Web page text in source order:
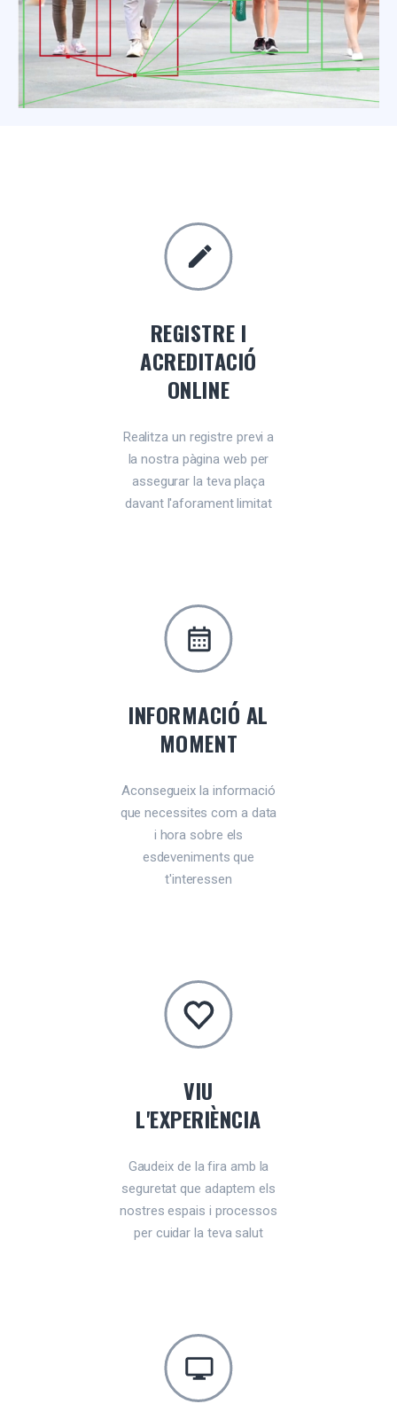
REGISTRE I
ACREDITACIÓ
ONLINE
Realitza un registre previ a
la nostra pàgina web per
assegurar la teva plaça
davant l'aforament limitat
INFORMACIÓ AL
MOMENT
Aconsegueix la informació
que necessites com a data
i hora sobre els
esdeveniments que
t'interessen
VIU
L'EXPERIÈNCIA
Gaudeix de la fira amb la
seguretat que adaptem els
nostres espais i processos
per cuidar la teva salut